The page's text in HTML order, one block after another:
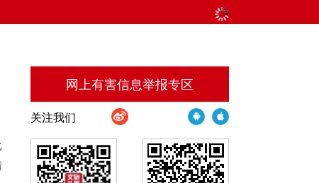
网上有害信息举报专区
关注我们